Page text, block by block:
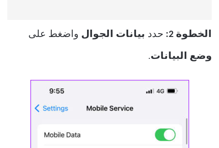
الخطوة 2: حدد بيانات الجوال واضغط على
وضع البيانات.